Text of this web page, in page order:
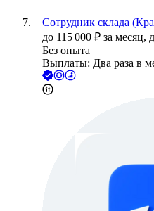
Сотрудник склада
до 115 000 ₽ за месяц,
Без опыта
Выплаты: Два раза в